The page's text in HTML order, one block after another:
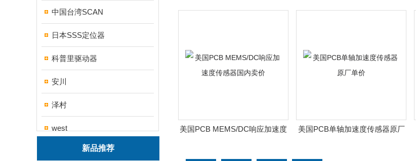
中国台湾SCAN
日本SSS定位器
科普里驱动器
安川
泽村
west
新品推荐
话
市场
美国PCB MEMS/DC响应加速度
美国PCB单轴加速度传感器原厂